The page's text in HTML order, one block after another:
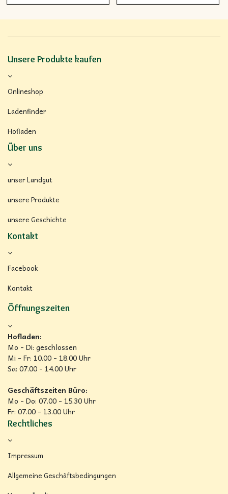
Unsere Produkte kaufen
Onlineshop
Ladenfinder
Hofladen
Über uns
unser Landgut
unsere Produkte
unsere Geschichte
Kontakt
Facebook
Kontakt
Öffnungszeiten
Hofladen:
Mo - Di: geschlossen
Mi - Fr: 10.00 - 18.00 Uhr
Sa: 07.00 - 14.00 Uhr
Geschäftszeiten Büro:
Mo - Do: 07.00 - 15.30 Uhr
Fr: 07.00 - 13.00 Uhr
Rechtliches
Impressum
Allgemeine Geschäftsbedingungen